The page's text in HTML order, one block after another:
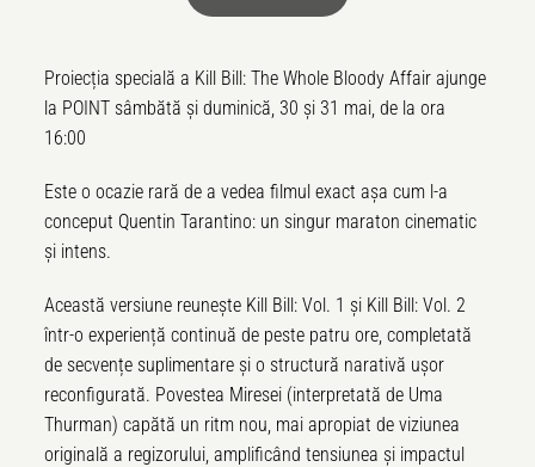
Proiecția specială a Kill Bill: The Whole Bloody Affair ajunge
la POINT sâmbătă și duminică, 30 și 31 mai, de la ora
16:00
Este o ocazie rară de a vedea filmul exact așa cum l-a
conceput Quentin Tarantino: un singur maraton cinematic
și intens.
Această versiune reunește Kill Bill: Vol. 1 și Kill Bill: Vol. 2
într-o experiență continuă de peste patru ore, completată
de secvențe suplimentare și o structură narativă ușor
reconfigurată. Povestea Miresei (interpretată de Uma
Thurman) capătă un ritm nou, mai apropiat de viziunea
originală a regizorului, amplificând tensiunea și impactul